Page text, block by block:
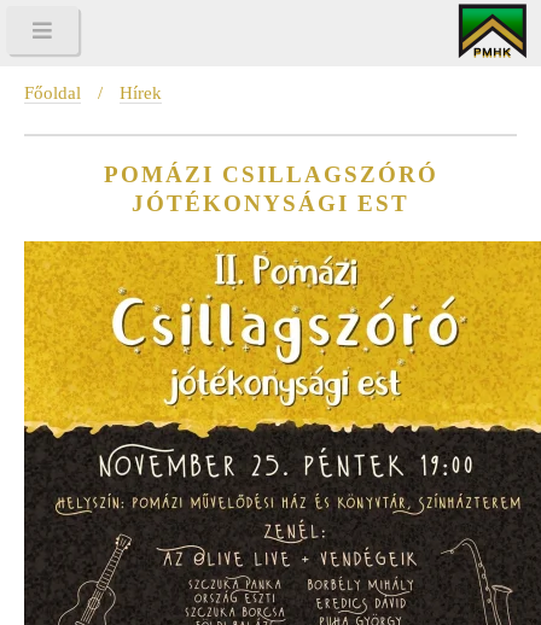
Főoldal / Hírek
POMÁZI CSILLAGSZÓRÓ
JÓTÉKONYSÁGI EST